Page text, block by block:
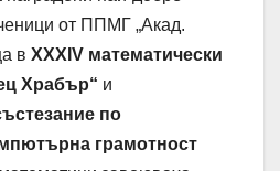
от ППМГ „Акад.
в XXXІV математически
Храбър“ и
по
грамотност